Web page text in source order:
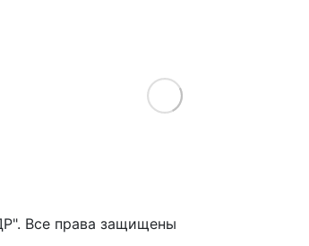
Load More
Все права защищены